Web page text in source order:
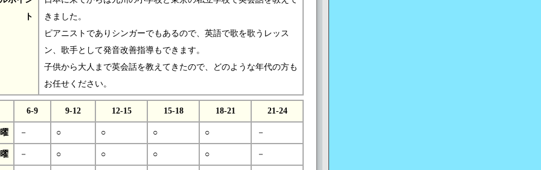
ト
きました。
ピアニストでありシンガーでもあるので、英語で歌を歌うレッス
ン、歌手として発音改善指導もできます。
子供から大人まで英会話を教えてきたので、どのような年代の方も
お任せください。
6-9 9-12 12-15 15-18 18-21 21-24
－ ○ ○ ○ ○ －
－ ○ ○ ○ ○ －